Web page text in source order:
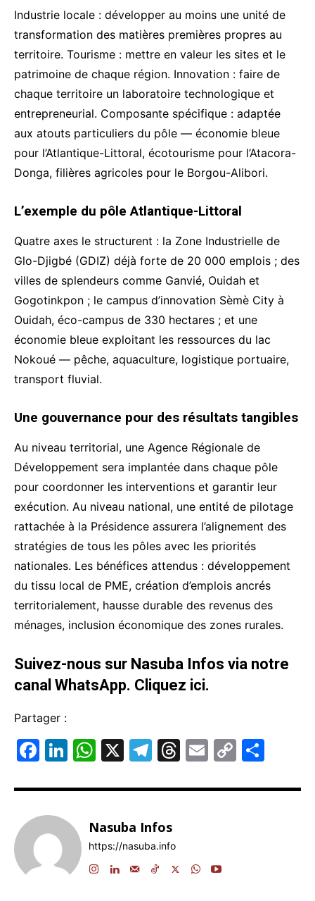
Industrie locale : développer au moins une unité de
transformation des matières premières propres au
territoire. Tourisme : mettre en valeur les sites et le
patrimoine de chaque région. Innovation : faire de
chaque territoire un laboratoire technologique et
entrepreneurial. Composante spécifique : adaptée
aux atouts particuliers du pôle — économie bleue
pour l’Atlantique-Littoral, écotourisme pour l’Atacora-
Donga, filières agricoles pour le Borgou-Alibori.
L’exemple du pôle Atlantique-Littoral
Quatre axes le structurent : la Zone Industrielle de
Glo-Djigbé (GDIZ) déjà forte de 20 000 emplois ; des
villes de splendeurs comme Ganvié, Ouidah et
Gogotinkpon ; le campus d’innovation Sèmè City à
Ouidah, éco-campus de 330 hectares ; et une
économie bleue exploitant les ressources du lac
Nokoué — pêche, aquaculture, logistique portuaire,
transport fluvial.
Une gouvernance pour des résultats tangibles
Au niveau territorial, une Agence Régionale de
Développement sera implantée dans chaque pôle
pour coordonner les interventions et garantir leur
exécution. Au niveau national, une entité de pilotage
rattachée à la Présidence assurera l’alignement des
stratégies de tous les pôles avec les priorités
nationales. Les bénéfices attendus : développement
du tissu local de PME, création d’emplois ancrés
territorialement, hausse durable des revenus des
ménages, inclusion économique des zones rurales.
Suivez-nous sur Nasuba Infos via notre
canal WhatsApp. Cliquez ici.
Partager :
F
c
e
b
o
Li
k
e
dI
n
W
at
s
A
p
X
T
e
gr
a
m
T
e
s
E
ai
C
p ta
Nasuba Infos
https://nasuba.info